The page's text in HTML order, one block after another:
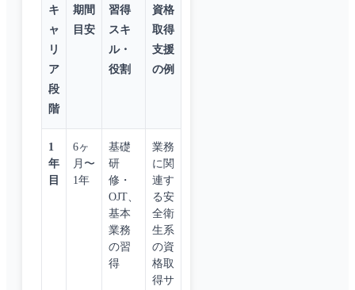
キ
ャ
リ
ア
段
階
期間
目安
習得
スキ
ル・
役割
資格
取得
支援
の例
1
年
目
6ヶ
月〜
1年
基礎
研
修・
OJT、
基本
業務
の習
得
業務
に関
連す
る安
全衛
生系
の資
格取
得サ